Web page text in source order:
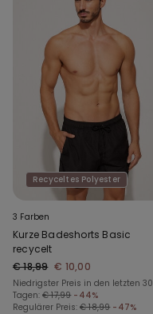
Recyceltes Polyester
3 Farben
Kurze Badeshorts Basic
recycelt
€ 18,99 € 10,00
Niedrigster Preis in den letzten 30
Tagen: € 17,99 -44%
Regulärer Preis: € 18,99 -47%